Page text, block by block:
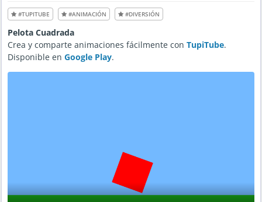
#TUPITUBE #ANIMACIÓN #DIVERSIÓN
Pelota Cuadrada
Crea y comparte animaciones fácilmente con TupiTube.
Disponible en Google Play.